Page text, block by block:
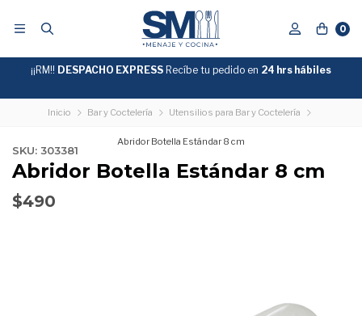
0
GRATIS
SOBRE
¡¡RM!! DESPACHO EXPRESS Recíbe tu pedido en 24 hrs hábiles
Inicio Bar y Coctelería Utensilios para Bar y Coctelería
Abridor Botella Estándar 8 cm
SKU: 303381
Abridor Botella Estándar 8 cm
$490